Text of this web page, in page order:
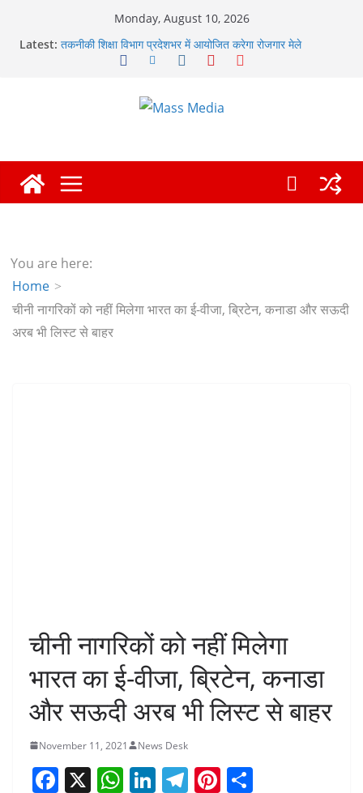
Monday, August 10, 2026
Latest: तकनीकी शिक्षा विभाग प्रदेशभर में आयोजित करेगा रोजगार मेले
मुख्यमंत्री ने हर घर तिरंगा यात्रा कार्यक्रम में किया प्रतिभाग,
अवैध रूप से सट्टा खिलाने वाले अभियुक्त को पुलिस ने किया गिरफ्तार
कॉमनवेल्थ गेम्स में कांस्य पदक जीतने वाली उन्नति शर्मा को मेयर सौरभ
थपलियाल ने किया सम्मानित
You are here:
Home
चीनी नागरिकों को नहीं मिलेगा भारत का ई-वीजा, ब्रिटेन, कनाडा और सऊदी
अरब भी लिस्ट से बाहर
चीनी नागरिकों को नहीं मिलेगा
भारत का ई-वीजा, ब्रिटेन, कनाडा
और सऊदी अरब भी लिस्ट से बाहर
November 11, 2021 News Desk
F X W Li T Pi